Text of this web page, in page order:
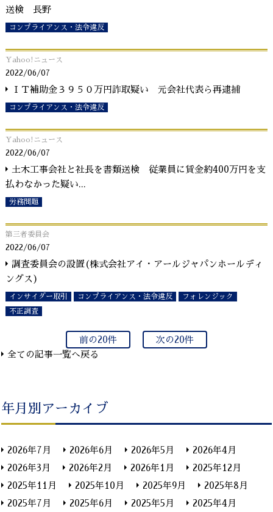
送検 長野
コンプライアンス・法令違反
Yahoo!ニュース
2022/06/07
ＩＴ補助金３９５０万円詐取疑い 元会社代表ら再逮捕
コンプライアンス・法令違反
Yahoo!ニュース
2022/06/07
土木工事会社と社長を書類送検 従業員に賃金約400万円を支
払わなかった疑い...
労務問題
第三者委員会
2022/06/07
調査委員会の設置(株式会社アイ・アールジャパンホールディ
ングス)
インサイダー取引 コンプライアンス・法令違反
フォレンジック
不正調査
前の20件
次の20件
全ての記事一覧へ戻る
年月別アーカイブ
2026年7月 2026年6月 2026年5月
2026年4月
2026年3月
2026年2月 2026年1月
2025年12月
2025年11月
2025年10月 2025年9月
2025年8月
2025年7月
2025年6月 2025年5月 2025年4月